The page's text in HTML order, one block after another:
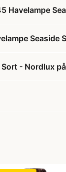
Havelampe
Seaside
- Nordlux